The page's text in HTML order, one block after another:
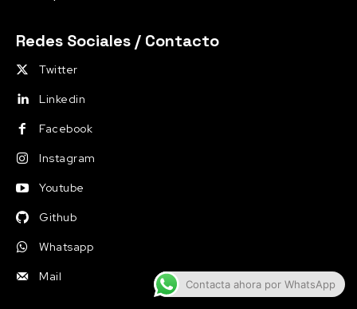
Redes Sociales / Contacto
Twitter
Linkedin
Facebook
Instagram
Youtube
Github
Whatsapp
Mail
Contacta ahora por WhatsApp